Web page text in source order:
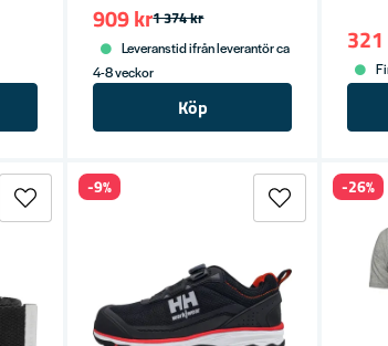
1 374 kr
909 kr
Leveranstid ifrån leverantör ca
4-8 veckor
Köp
-9% -26%